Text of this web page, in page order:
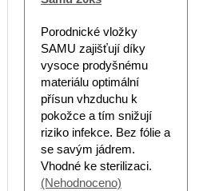
Porodnické vložky
SAMU zajišťují díky
vysoce prodyšnému
materiálu optimální
přísun vhzduchu k
pokožce a tím snižují
riziko infekce. Bez fólie a
se savým jádrem.
Vhodné ke sterilizaci.
(Nehodnoceno)